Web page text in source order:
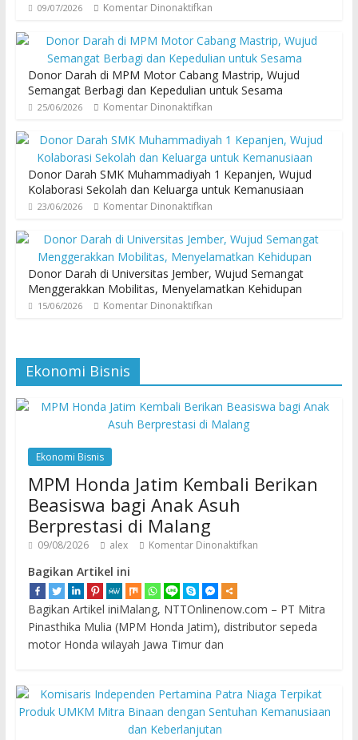
09/07/2026 Komentar Dinonaktifkan
Donor Darah di MPM Motor Cabang Mastrip, Wujud
Semangat Berbagi dan Kepedulian untuk Sesama
25/06/2026 Komentar Dinonaktifkan
Donor Darah SMK Muhammadiyah 1 Kepanjen, Wujud
Kolaborasi Sekolah dan Keluarga untuk Kemanusiaan
23/06/2026 Komentar Dinonaktifkan
Donor Darah di Universitas Jember, Wujud Semangat
Menggerakkan Mobilitas, Menyelamatkan Kehidupan
15/06/2026 Komentar Dinonaktifkan
Ekonomi Bisnis
Ekonomi Bisnis
MPM Honda Jatim Kembali Berikan
Beasiswa bagi Anak Asuh
Berprestasi di Malang
09/08/2026 alex Komentar Dinonaktifkan
Bagikan Artikel ini
Bagikan Artikel iniMalang, NTTOnlinenow.com – PT Mitra
Pinasthika Mulia (MPM Honda Jatim), distributor sepeda
motor Honda wilayah Jawa Timur dan